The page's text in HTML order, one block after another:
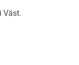
Väst.